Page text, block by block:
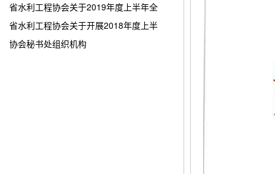
省水利工程协会关于2019年度上半年全
省水利工程协会关于开展2018年度上半
协会秘书处组织机构